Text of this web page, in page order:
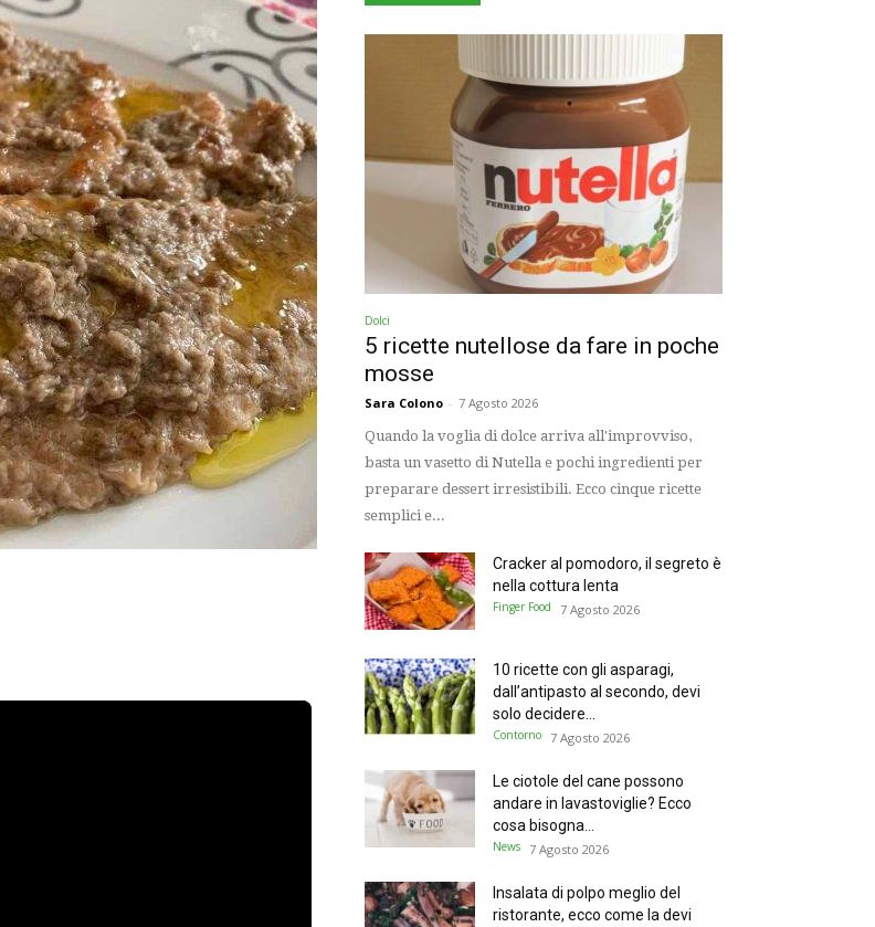
Dolci
5 ricette nutellose da fare in poche
mosse
Sara Colono - 7 Agosto 2026
Quando la voglia di dolce arriva all'improvviso,
basta un vasetto di Nutella e pochi ingredienti per
preparare dessert irresistibili. Ecco cinque ricette
semplici e...
Cracker al pomodoro, il segreto è
nella cottura lenta
Finger Food 7 Agosto 2026
10 ricette con gli asparagi,
dall’antipasto al secondo, devi
solo decidere...
Contorno 7 Agosto 2026
Le ciotole del cane possono
andare in lavastoviglie? Ecco
cosa bisogna...
News 7 Agosto 2026
Insalata di polpo meglio del
ristorante, ecco come la devi